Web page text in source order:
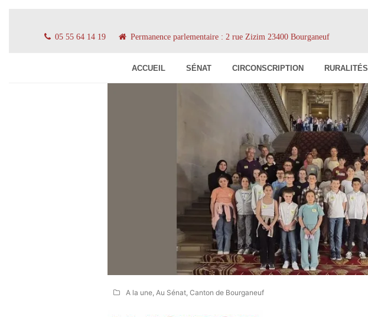
05 55 64 14 19 Permanence parlementaire : 2 rue Zizim 23400 Bourganeuf
ACCUEIL SÉNAT CIRCONSCRIPTION RURALITÉS
A la une Au Sénat Canton de Bourganeuf